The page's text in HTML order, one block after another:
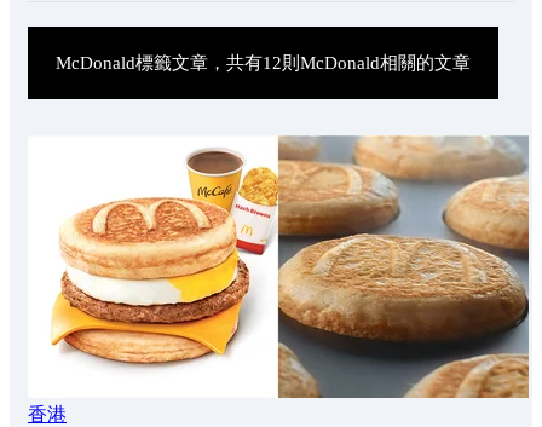
McDonald標籤文章，共有12則McDonald相關的文章
香港